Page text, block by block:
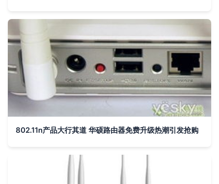
802.11n产品大行其道 华硕路由器免费升级热潮引发抢购